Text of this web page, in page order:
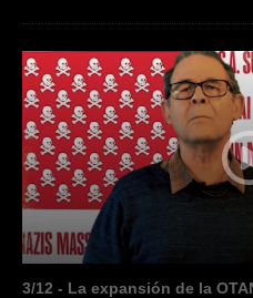
3/12 - La expansión de la